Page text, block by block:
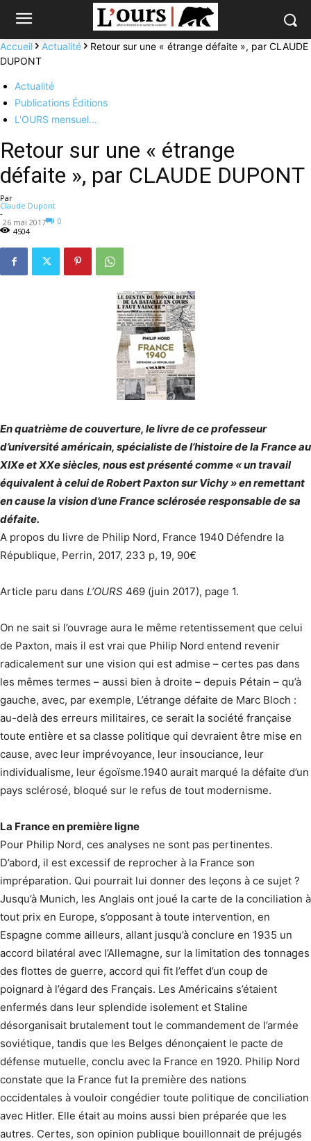
Accueil Actualité
Retour sur une « étrange défaite », par CLAUDE
DUPONT
Actualité
Publications Éditions
L'OURS mensuel…
Retour sur une « étrange
défaite », par CLAUDE DUPONT
Par
Claude Dupont
-
26 mai 2017
0
4504
En quatrième de couverture, le livre de ce professeur
d’université américain, spécialiste de l’histoire de la France au
XIXe et XXe siècles, nous est présenté comme « un travail
équivalent à celui de Robert Paxton sur Vichy » en remettant
en cause la vision d’une France sclérosée responsable de sa
défaite.
A propos du livre de Philip Nord, France 1940 Défendre la
République, Perrin, 2017, 233 p, 19, 90€
Article paru dans L’OURS 469 (juin 2017), page 1.
On ne sait si l’ouvrage aura le même retentissement que celui
de Paxton, mais il est vrai que Philip Nord entend revenir
radicalement sur une vision qui est admise – certes pas dans
les mêmes termes – aussi bien à droite – depuis Pétain – qu’à
gauche, avec, par exemple, L’étrange défaite de Marc Bloch :
au-delà des erreurs militaires, ce serait la société française
toute entière et sa classe politique qui devraient être mise en
cause, avec leur imprévoyance, leur insouciance, leur
individualisme, leur égoïsme.1940 aurait marqué la défaite d’un
pays sclérosé, bloqué sur le refus de tout modernisme.
La France en première ligne
Pour Philip Nord, ces analyses ne sont pas pertinentes.
D’abord, il est excessif de reprocher à la France son
impréparation. Qui pourrait lui donner des leçons à ce sujet ?
Jusqu’à Munich, les Anglais ont joué la carte de la conciliation à
tout prix en Europe, s’opposant à toute intervention, en
Espagne comme ailleurs, allant jusqu’à conclure en 1935 un
accord bilatéral avec l’Allemagne, sur la limitation des tonnages
des flottes de guerre, accord qui fit l’effet d’un coup de
poignard à l’égard des Français. Les Américains s’étaient
enfermés dans leur splendide isolement et Staline
désorganisait brutalement tout le commandement de l’armée
soviétique, tandis que les Belges dénonçaient le pacte de
défense mutuelle, conclu avec la France en 1920. Philip Nord
constate que la France fut la première des nations
occidentales à vouloir congédier toute politique de conciliation
avec Hitler. Elle était au moins aussi bien préparée que les
autres. Certes, son opinion publique bouillonnait de préjugés